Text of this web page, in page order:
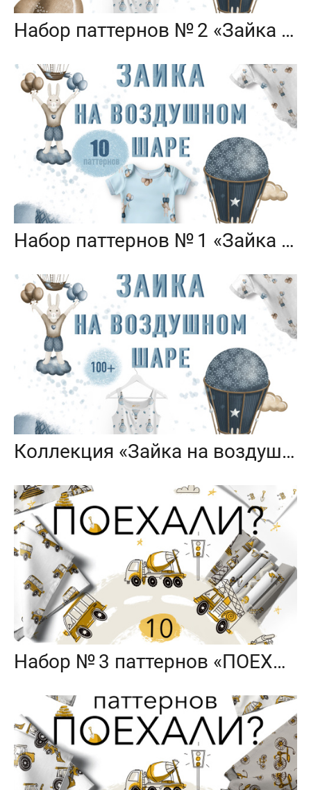
Набор паттернов № 2 «Зайка на воздушном шаре»
Набор паттернов № 1 «Зайка на воздушном шаре»
Коллекция «Зайка на воздушном шаре» — графические иллюстрации, композиции и бесшовные паттерны
Набор № 3 паттернов «ПОЕХАЛИ?»